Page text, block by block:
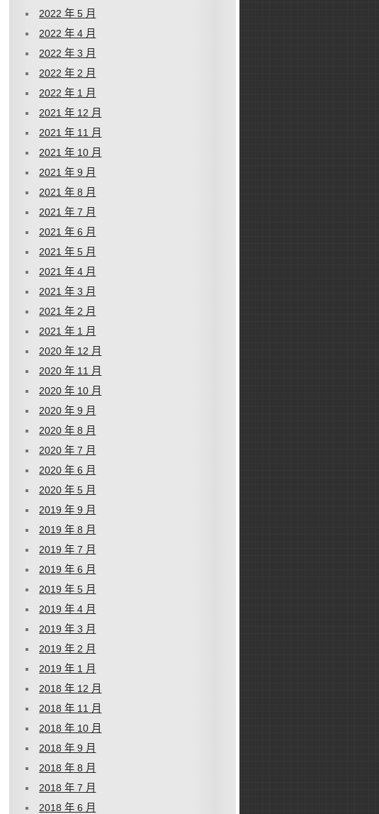
2022 年 5 月
2022 年 4 月
2022 年 3 月
2022 年 2 月
2022 年 1 月
2021 年 12 月
2021 年 11 月
2021 年 10 月
2021 年 9 月
2021 年 8 月
2021 年 7 月
2021 年 6 月
2021 年 5 月
2021 年 4 月
2021 年 3 月
2021 年 2 月
2021 年 1 月
2020 年 12 月
2020 年 11 月
2020 年 10 月
2020 年 9 月
2020 年 8 月
2020 年 7 月
2020 年 6 月
2020 年 5 月
2019 年 9 月
2019 年 8 月
2019 年 7 月
2019 年 6 月
2019 年 5 月
2019 年 4 月
2019 年 3 月
2019 年 2 月
2019 年 1 月
2018 年 12 月
2018 年 11 月
2018 年 10 月
2018 年 9 月
2018 年 8 月
2018 年 7 月
2018 年 6 月